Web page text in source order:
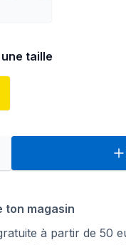
taille
ton magasin
à partir de 50